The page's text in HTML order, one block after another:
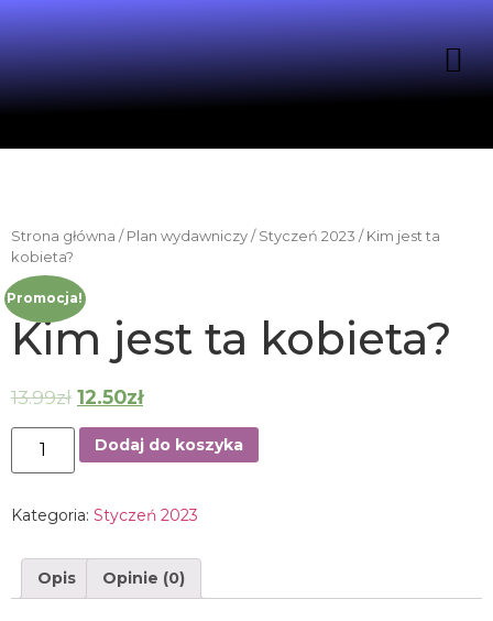
Strona główna / Plan wydawniczy / Styczeń 2023 / Kim jest ta
kobieta?
Promocja!
Kim jest ta kobieta?
13.99zł 12.50zł
Dodaj do koszyka
Kategoria: Styczeń 2023
Opis Opinie (0)